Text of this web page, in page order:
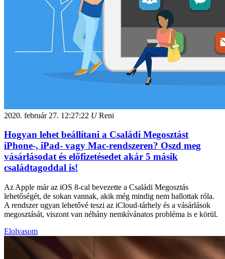
2020. február 27. 12:27:22 UReni
Hogyan lehet beállítani a Családi Megosztást
iPhone-, iPad- vagy Mac-rendszeren? Oszd meg
vásárlásodat és előfizetésedet akár 5 másik
családtagoddal is!
Az Apple már az iOS 8-cal bevezette a Családi Megosztás
lehetőségét, de sokan vannak, akik még mindig nem hallottak róla.
A rendszer ugyan lehetővé teszi az iCloud-tárhely és a vásárlások
megosztását, viszont van néhány nemkívánatos probléma is e körül.
Elolvasom